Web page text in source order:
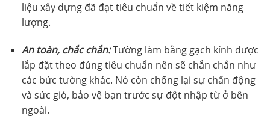
liệu xây dựng đã đạt tiêu chuẩn về tiết kiệm năng
lượng.
An toàn, chắc chắn:Tường làm bằng gạch kính được
lắp đặt theo đúng tiêu chuẩn nên sẽ chắn chắn như
các bức tường khác. Nó còn chống lại sự chấn động
và sức gió, bảo vệ bạn trước sự đột nhập từ ở bên
ngoài.